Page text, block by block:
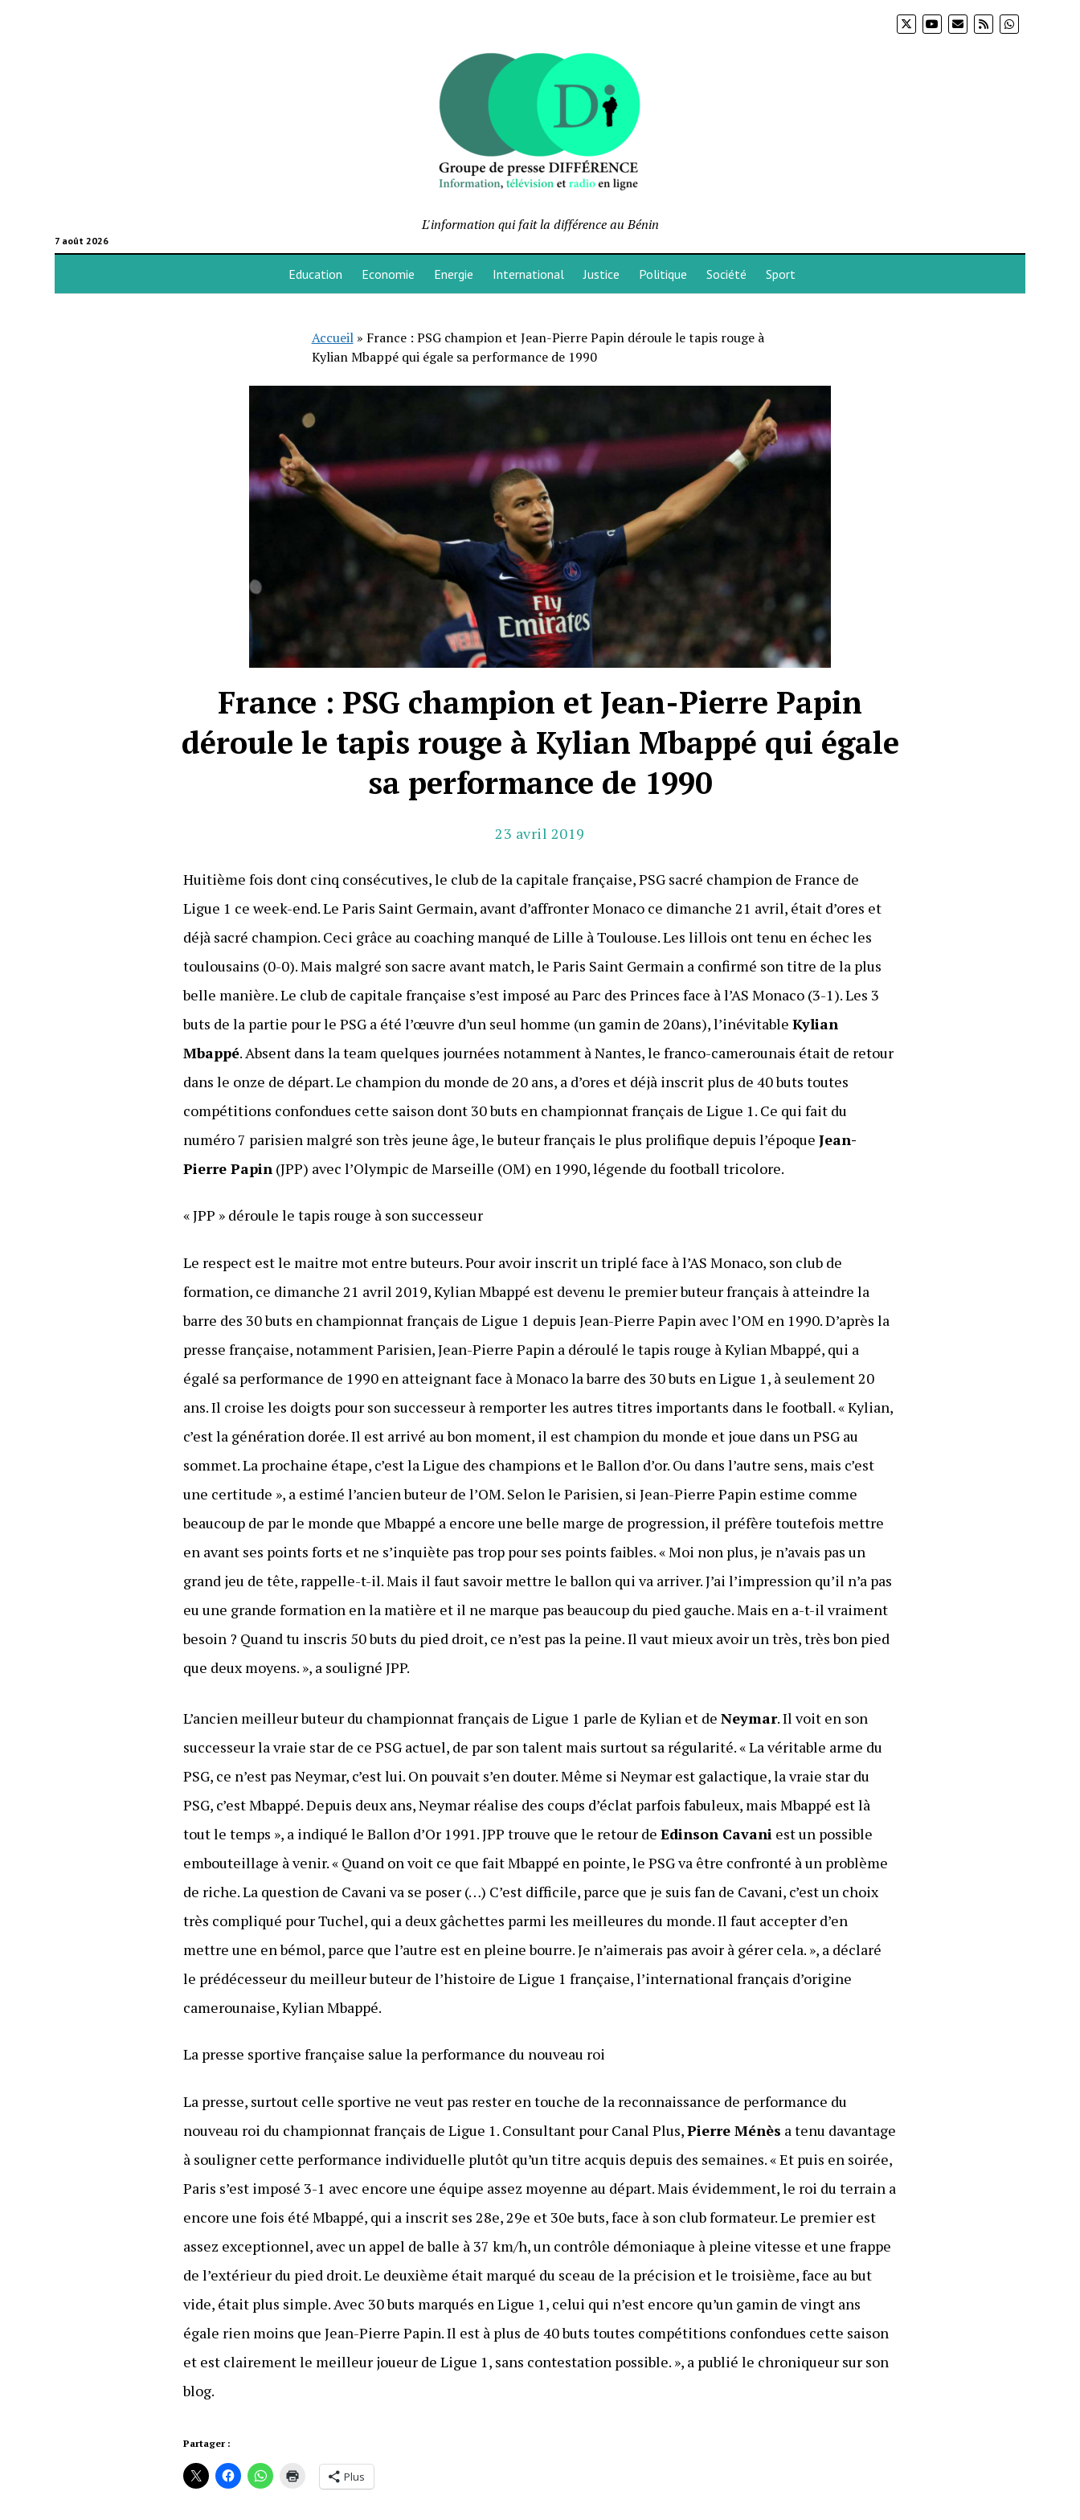
7 août 2026
L'information qui fait la différence au Bénin
Education Economie Energie International Justice Politique Société Sport
Accueil» France : PSG champion et Jean-Pierre Papin déroule le tapis rouge à
Kylian Mbappé qui égale sa performance de 1990
France : PSG champion et Jean-Pierre Papin
déroule le tapis rouge à Kylian Mbappé qui égale
sa performance de 1990
23 avril 2019
Huitième fois dont cinq consécutives, le club de la capitale française, PSG sacré champion de France de
Ligue 1 ce week-end. Le Paris Saint Germain, avant d’affronter Monaco ce dimanche 21 avril, était d’ores et
déjà sacré champion. Ceci grâce au coaching manqué de Lille à Toulouse. Les lillois ont tenu en échec les
toulousains (0-0). Mais malgré son sacre avant match, le Paris Saint Germain a confirmé son titre de la plus
belle manière. Le club de capitale française s’est imposé au Parc des Princes face à l’AS Monaco (3-1). Les 3
buts de la partie pour le PSG a été l’œuvre d’un seul homme (un gamin de 20ans), l’inévitableKylian
Mbappé. Absent dans la team quelques journées notamment à Nantes, le franco-camerounais était de retour
dans le onze de départ. Le champion du monde de 20 ans, a d’ores et déjà inscrit plus de 40 buts toutes
compétitions confondues cette saison dont 30 buts en championnat français de Ligue 1. Ce qui fait du
numéro 7 parisien malgré son très jeune âge, le buteur français le plus prolifique depuis l’époqueJean-
Pierre Papin (JPP) avec l’Olympic de Marseille (OM) en 1990, légende du football tricolore.
« JPP » déroule le tapis rouge à son successeur
Le respect est le maitre mot entre buteurs. Pour avoir inscrit un triplé face à l’AS Monaco, son club de
formation, ce dimanche 21 avril 2019, Kylian Mbappé est devenu le premier buteur français à atteindre la
barre des 30 buts en championnat français de Ligue 1 depuis Jean-Pierre Papin avec l’OM en 1990. D’après la
presse française, notamment Parisien, Jean-Pierre Papin a déroulé le tapis rouge à Kylian Mbappé, qui a
égalé sa performance de 1990 en atteignant face à Monaco la barre des 30 buts en Ligue 1, à seulement 20
ans. Il croise les doigts pour son successeur à remporter les autres titres importants dans le football. « Kylian,
c’est la génération dorée. Il est arrivé au bon moment, il est champion du monde et joue dans un PSG au
sommet. La prochaine étape, c’est la Ligue des champions et le Ballon d’or. Ou dans l’autre sens, mais c’est
une certitude », a estimé l’ancien buteur de l’OM. Selon le Parisien, si Jean-Pierre Papin estime comme
beaucoup de par le monde que Mbappé a encore une belle marge de progression, il préfère toutefois mettre
en avant ses points forts et ne s’inquiète pas trop pour ses points faibles. « Moi non plus, je n’avais pas un
grand jeu de tête, rappelle-t-il. Mais il faut savoir mettre le ballon qui va arriver. J’ai l’impression qu’il n’a pas
eu une grande formation en la matière et il ne marque pas beaucoup du pied gauche. Mais en a-t-il vraiment
besoin ? Quand tu inscris 50 buts du pied droit, ce n’est pas la peine. Il vaut mieux avoir un très, très bon pied
que deux moyens. », a souligné JPP.
L’ancien meilleur buteur du championnat français de Ligue 1 parle de Kylian et deNeymar. Il voit en son
successeur la vraie star de ce PSG actuel, de par son talent mais surtout sa régularité. « La véritable arme du
PSG, ce n’est pas Neymar, c’est lui. On pouvait s’en douter. Même si Neymar est galactique, la vraie star du
PSG, c’est Mbappé. Depuis deux ans, Neymar réalise des coups d’éclat parfois fabuleux, mais Mbappé est là
tout le temps », a indiqué le Ballon d’Or 1991. JPP trouve que le retour deEdinson Cavani est un possible
embouteillage à venir. « Quand on voit ce que fait Mbappé en pointe, le PSG va être confronté à un problème
de riche. La question de Cavani va se poser (…) C’est difficile, parce que je suis fan de Cavani, c’est un choix
très compliqué pour Tuchel, qui a deux gâchettes parmi les meilleures du monde. Il faut accepter d’en
mettre une en bémol, parce que l’autre est en pleine bourre. Je n’aimerais pas avoir à gérer cela. », a déclaré
le prédécesseur du meilleur buteur de l’histoire de Ligue 1 française, l’international français d’origine
camerounaise, Kylian Mbappé.
La presse sportive française salue la performance du nouveau roi
La presse, surtout celle sportive ne veut pas rester en touche de la reconnaissance de performance du
nouveau roi du championnat français de Ligue 1. Consultant pour Canal Plus,Pierre Ménès a tenu davantage
à souligner cette performance individuelle plutôt qu’un titre acquis depuis des semaines. « Et puis en soirée,
Paris s’est imposé 3-1 avec encore une équipe assez moyenne au départ. Mais évidemment, le roi du terrain a
encore une fois été Mbappé, qui a inscrit ses 28e, 29e et 30e buts, face à son club formateur. Le premier est
assez exceptionnel, avec un appel de balle à 37 km/h, un contrôle démoniaque à pleine vitesse et une frappe
de l’extérieur du pied droit. Le deuxième était marqué du sceau de la précision et le troisième, face au but
vide, était plus simple. Avec 30 buts marqués en Ligue 1, celui qui n’est encore qu’un gamin de vingt ans
égale rien moins que Jean-Pierre Papin. Il est à plus de 40 buts toutes compétitions confondues cette saison
et est clairement le meilleur joueur de Ligue 1, sans contestation possible. », a publié le chroniqueur sur son
blog.
Partager :
Plus